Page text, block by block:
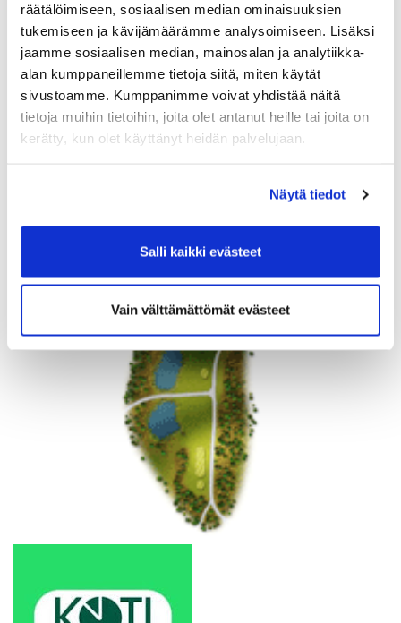
räätälöimiseen, sosiaalisen median ominaisuuksien
tukemiseen ja kävijämäärämme analysoimiseen. Lisäksi
jaamme sosiaalisen median, mainosalan ja analytiikka-
alan kumppaneillemme tietoja siitä, miten käytät
sivustoamme. Kumppanimme voivat yhdistää näitä
tietoja muihin tietoihin, joita olet antanut heille tai joita on
kerätty, kun olet käyttänyt heidän palvelujaan.
Näytä tiedot
Salli kaikki evästeet
Vain välttämättömät evästeet